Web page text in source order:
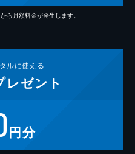
ら月額料金が発生します。
ルに使える
レゼント
円分